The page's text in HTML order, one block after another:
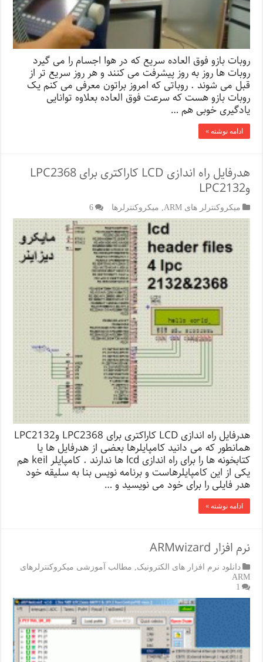
روبات بازو فوق العاده سریع که در هوا اجسام را می گیرد
روبات ها روز به روز پیشرفت می کنند و هر روز سریع تر از
قبل می شوند . روباتی که امروز براتون معرفی می کنم یک
روبات بازو هست که سرعت فوق العاده بعلاوه توانایی
یادگیری خوبی هم …
ادامه نوشته »
هدرفایل راه اندازی LCD کاراکتری برای LPC2368
وLPC2132
میکروکنترلر های ARM , میکروکنترلرها 6
هدرفایل راه اندازی LCD کاراکتری برای LPC2368 وLPC2132
همانطور که می دانید کامپایلرها بعضی از هدرفایل ها یا
کتابخونه ها را برای راه اندازی lcd ها ندارند . کامپایلر keil هم
یکی از این کامپایلرهاست و برنامه نویس بنا به سلیقه خود
هدر فایلی را برای خود می نویسید و …
ادامه نوشته »
نرم افزار ARMwizard
دانلود نرم افزار های الکترونیک
مطالب آموزشی میکروکنترلرهای
ARM
1